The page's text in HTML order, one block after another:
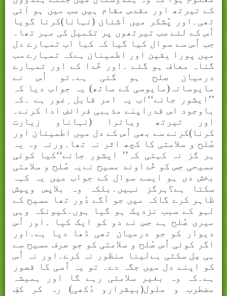
کے تيرتھ اور مقدس مقام ہيں سب ميں ہو آئی
تھی۔اور پُشکر ميں اَشنان (نہانا)کرنا گويا
اُس کے لئے سب تيرتھوں پر تکميل کی مہر تھا۔
جب اُس سے سوال کيا گيا کہ کيا اب تمہارے دل
ميں پورا يقين اور اطمينان ہےکہ تمہارے سب
گناہ معاف ہو گئے ۔اور خُدا کے اور تمہارے
درميان صلح ہو گئی ہے۔تو اُس نے
مايوسانہ(مایوسی کے ساتھ) يہ جواب ديا کہ
’’ايشور جانے‘‘اب يہ امر قابل ِغور ہے ۔کہ
باوجود اس قدراپنے مذہبی فرائض ادا کرنے۔
اور تيرتھ وياترا (نہاناو زيارت
کرنا)کرنے سے بھی اُس کے دل ميں اطمينان اور
صُلح و سلامتی کا کچھ اثر نہ تھا۔ورنہ وہ یہ
ہر گز نہ کہتی کہ’’ ايشور جانے‘‘کيا کوئی
مسیحی جس کو خُداوند مسیح نےیہ صُلح و سلامتی
بخش دی ہو ايسے سوال کے جواب ميں یہ کہہ
سکتا ہے؟ہرگز نہيں۔بلکہ وہ بلاپس وپيش
ظاہر کرے گاکہ ميں جو آگے دُور تھا مسیح کے
لہو کے سبب نزديک ہو گيا ہوں۔کيونکہ وہی
ميری صُلح ہے جس نے دو کو ايک کيا ۔اور اُس
ديوار کو جو درميان تھی ڈھا ديا ہے۔اور
اگر کوئی اُس صُلح و سلامتی کو جو صرف مسیح سے
ہی مِل سکتی ہےلينا منظور نہ کرے۔اور نہ اُس
کو اپنے دل ميں جگہ دے۔ تو یہ اُسی کا قصور
ہے۔کہ وہ بغير سلامتی رہے گا اور ہميشہ
مضطرب و ملول(بیقرارو دُکھی) رہ کر کفِ